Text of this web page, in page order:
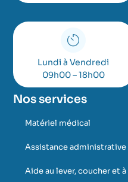
Lundi à Vendredi
09h00 – 18h00
Nos services
Matériel médical
Assistance administrative
Aide au lever, coucher et